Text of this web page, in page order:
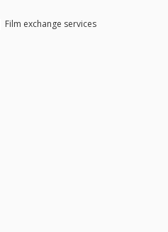
Film exchange services